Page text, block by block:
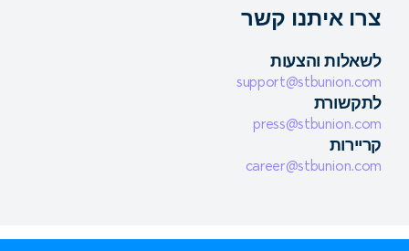
צרו איתנו קשר
לשאלות והצעות
support@stbunion.com
לתקשורת
press@stbunion.com
קריירות
career@stbunion.com